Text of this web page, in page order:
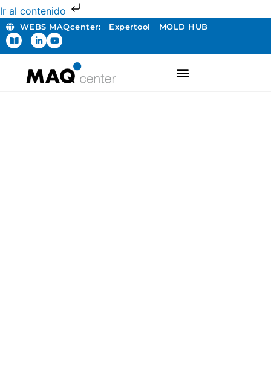
Ir al contenido
WEBS MAQcenter: Expertool MOLD HUB